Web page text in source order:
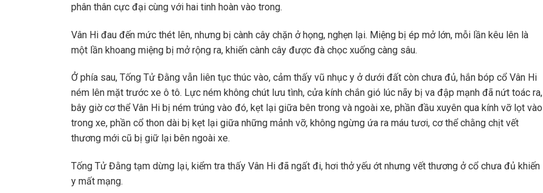
phân thân cực đại cùng với hai tinh hoàn vào trong.
Vân Hi đau đến mức thét lên, nhưng bị cành cây chặn ở họng, nghẹn lại. Miệng bị ép mở lớn, mỗi lần kêu lên là
một lần khoang miệng bị mở rộng ra, khiến cành cây được đà chọc xuống càng sâu.
Ở phía sau, Tống Tử Đằng vẫn liên tục thúc vào, cảm thấy vũ nhục y ở dưới đất còn chưa đủ, hắn bóp cổ Vân Hi
ném lên mặt trước xe ô tô. Lực ném không chút lưu tình, cửa kính chắn gió lúc nãy bị va đập mạnh đã nứt toác ra,
bây giờ cơ thể Vân Hi bị ném trúng vào đó, kẹt lại giữa bên trong và ngoài xe, phần đầu xuyên qua kính vỡ lọt vào
trong xe, phần cổ thon dài bị kẹt lại giữa những mảnh vỡ, không ngừng ứa ra máu tươi, cơ thể chằng chịt vết
thương mới cũ bị giữ lại bên ngoài xe.
Tống Tử Đằng tạm dừng lại, kiểm tra thấy Vân Hi đã ngất đi, hơi thở yếu ớt nhưng vết thương ở cổ chưa đủ khiến
y mất mạng.